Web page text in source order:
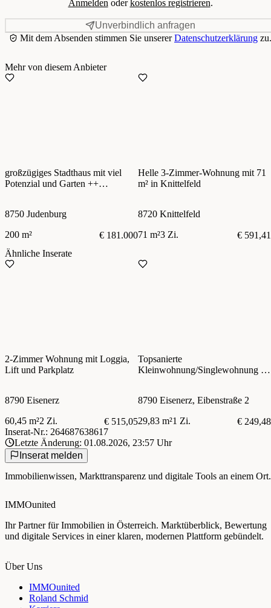
Anmelden oderkostenlos registrieren.
Unverbindlich anfragen
Mit dem Absenden stimmen Sie unsererDatenschutzerklärung zu.
Mehr von diesem Anbieter
großzügiges Stadthaus mit viel
Potenzial und Garten ++
8750 Judenburg
200 m²
€ 181.000
Helle 3-Zimmer-Wohnung mit 71
m² in Knittelfeld
8720 Knittelfeld
71 m²3 Zi.
€ 591,41
Ähnliche Inserate
2-Zimmer Wohnung mit Loggia,
Lift und Parkplatz
8790 Eisenerz
60,45 m²2 Zi. € 515,05
Topsanierte
Kleinwohnung/Singlewohnung in
8790 Eisenerz, Eibenstraße 2
29,83 m²1 Zi.
€ 249,48
Inserat-Nr.: 264687638617
Letzte Änderung: 01.08.2026, 23:57 Uhr
Inserat melden
Immobilienwissen, Markttransparenz und digitale Tools an einem Ort.
IMMOunited
Ihr Partner für Immobilien in Österreich. Marktüberblick, Bewertung
und digitale Services in einer klaren, modernen Plattform gebündelt.
Über Uns
IMMOunited
Roland Schmid